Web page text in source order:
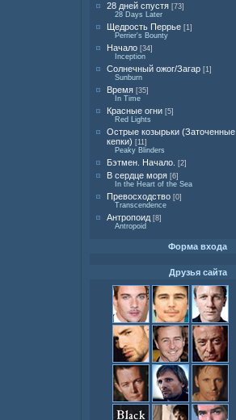
28 дней спустя [73]
28 Days Later
Щедрость Перрье [1]
Perrier's Bounty
Начало [34]
Inception
Солнечный ожог/Загар [1]
Sunburn
Время [35]
In Time
Красные огни [5]
Red Lights
Острые козырьки (Заточенные
кепки) [11]
Peaky Blinders
Бэтмен. Начало. [2]
В сердце моря [6]
In the Heart of the Sea
Превосходство [0]
Transcendence
Антропоид [8]
Antropoid
Форма входа
Друзья сайта